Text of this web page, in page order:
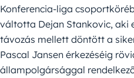
Konferencia-liga
váltotta Dejan Stankovic, aki
távozás mellett döntött a
Pascal Jansen érkezéséig
állampolgársággal